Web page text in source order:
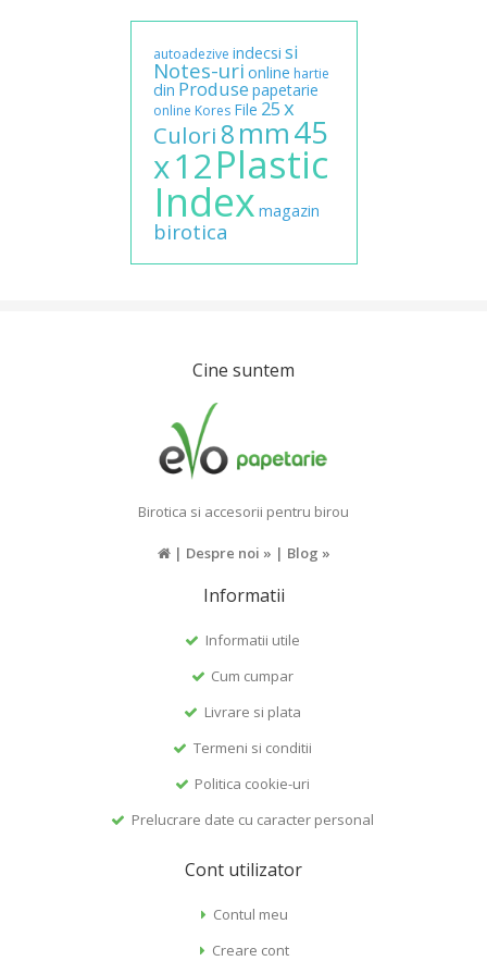
autoadezive indecsi si
Notes-uri online hartie
din Produse papetarie
online Kores File 25x
Culori 8mm45
x12Plastic
Index magazin
birotica
Cine suntem
Birotica si accesorii pentru birou
| Despre noi » | Blog »
Informatii
Informatii utile
Cum cumpar
Livrare si plata
Termeni si conditii
Politica cookie-uri
Prelucrare date cu caracter personal
Cont utilizator
Contul meu
Creare cont